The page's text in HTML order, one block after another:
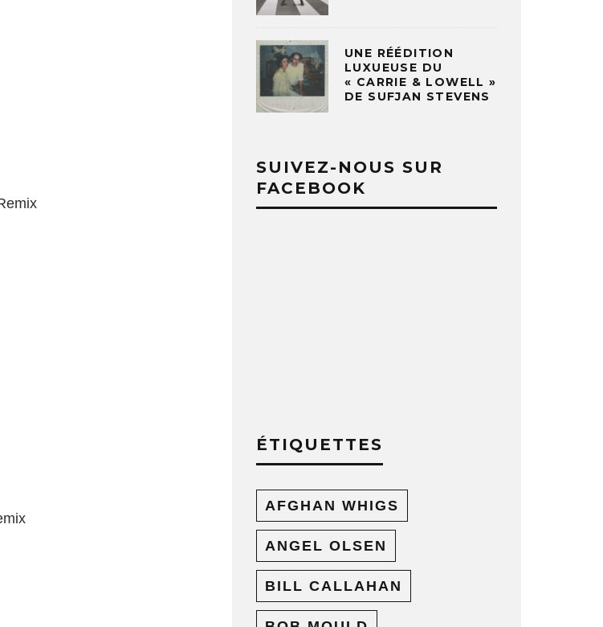
UNE RÉÉDITION
LUXUEUSE DU
« CARRIE & LOWELL »
DE SUFJAN STEVENS
SUIVEZ-NOUS SUR
FACEBOOK
ÉTIQUETTES
AFGHAN WHIGS
ANGEL OLSEN
BILL CALLAHAN